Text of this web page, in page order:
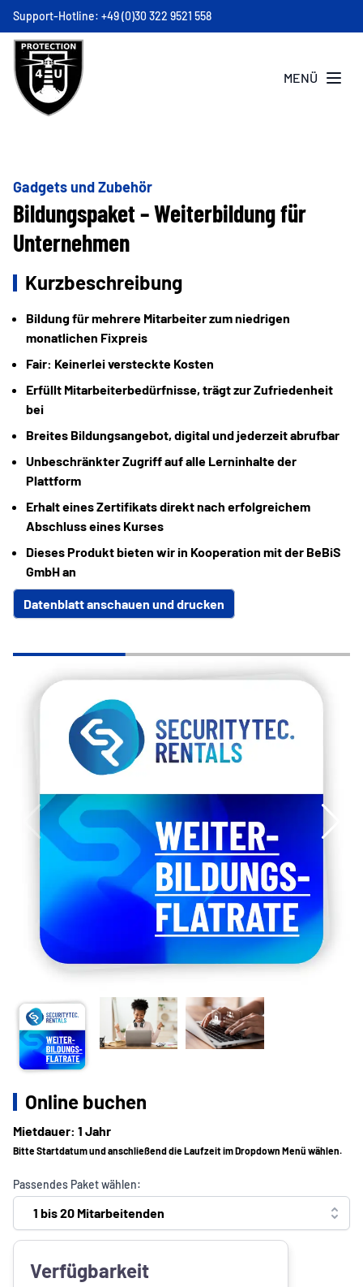
Support-Hotline: +49 (0)30 322 9521 558
Menü öffnen
MENÜ
Partner
Bildungspaket – Weiterbildung für
Unternehmen
Gadgets und Zubehör
Kurzbeschreibung
Bildung für mehrere Mitarbeiter zum niedrigen
monatlichen Fixpreis
Fair: Keinerlei versteckte Kosten
Erfüllt Mitarbeiterbedürfnisse, trägt zur Zufriedenheit
bei
Breites Bildungsangebot, digital und jederzeit abrufbar
Unbeschränkter Zugriff auf alle Lerninhalte der
Plattform
Erhalt eines Zertifikats direkt nach erfolgreichem
Abschluss eines Kurses
Dieses Produkt bieten wir in Kooperation mit der BeBiS
GmbH an
Datenblatt anschauen und drucken
Online buchen
Mietdauer: 1 Jahr
Bitte Startdatum und anschließend die Laufzeit im Dropdown Menü wählen.
Passendes Paket wählen:
1 bis 20 Mitarbeitenden